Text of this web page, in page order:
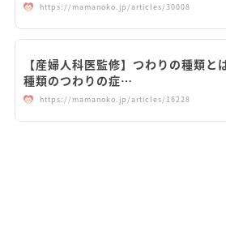
https://mamanoko.jp/articles/30008
【産婦人科医監修】つわりの種類と
種類のつわりの症…
https://mamanoko.jp/articles/16228